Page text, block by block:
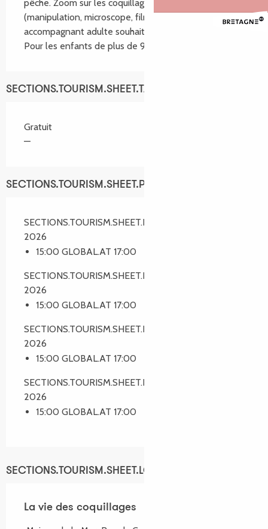
pêche. Zoom sur les coquillages avec leurs coquilles
(manipulation, microscope, films). Présence d’un
accompagnant adulte souhaitée. Limité à 8 enfants.
Pour les enfants de plus de 9 ans.
SECTIONS.TOURISM.SHEET.TARIFFS.TARIFFS
Gratuit
—
SECTIONS.TOURISM.SHEET.PERIODS.SCHEDULES
SECTIONS.TOURISM.SHEET.PERIODS.ON 23 avril
2026
15:00 GLOBAL.AT 17:00
SECTIONS.TOURISM.SHEET.PERIODS.ON 9 juillet
2026
15:00 GLOBAL.AT 17:00
SECTIONS.TOURISM.SHEET.PERIODS.ON 13 août
2026
15:00 GLOBAL.AT 17:00
SECTIONS.TOURISM.SHEET.PERIODS.ON 27 août
2026
15:00 GLOBAL.AT 17:00
SECTIONS.TOURISM.SHEET.LOCATION
La vie des coquillages